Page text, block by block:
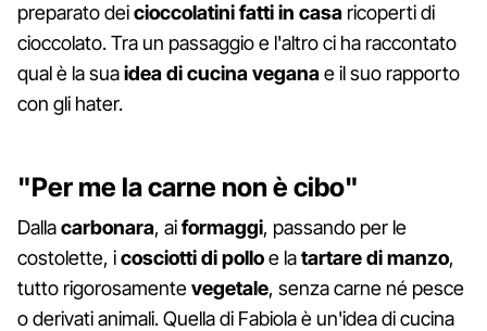
preparato deicioccolatini fatti in casa ricoperti di
cioccolato. Tra un passaggio e l'altro ci ha raccontato
qual è la suaidea di cucina veganae il suo rapporto
con gli hater.
"Per me la carne non è cibo"
Dallacarbonara, aiformaggi, passando per le
costolette, icosciotti di polloe latartare di manzo,
tutto rigorosamentevegetale, senza carne né pesce
o derivati animali. Quella di Fabiola è un'idea di cucina